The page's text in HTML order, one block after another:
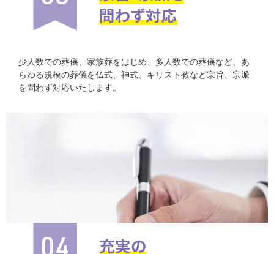
少人数での葬儀、家族葬をはじめ、多人数での葬儀など、あ
らゆる規模の葬儀を仏式、神式、キリスト教など宗旨、宗派
を問わず対応いたします。